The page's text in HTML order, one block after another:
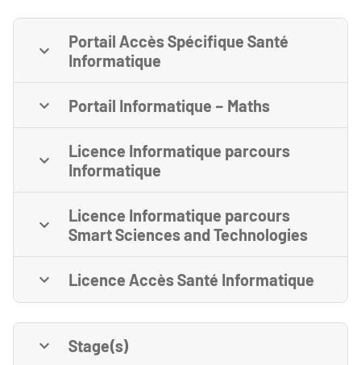
Portail Accès Spécifique Santé
Informatique
Portail Informatique – Maths
Licence Informatique parcours
Informatique
Licence Informatique parcours
Smart Sciences and Technologies
Licence Accès Santé Informatique
Stage(s)